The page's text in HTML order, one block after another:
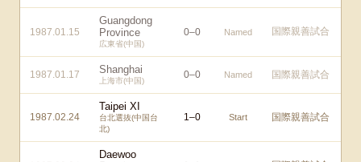
1987.01.15
Guangdong
Province
広東省(中国)
0–0 Named 国際親善試合
1987.01.17 Shanghai
上海市(中国)
0–0 Named 国際親善試合
1987.02.24
Taipei XI
台北選抜(中国台
北)
1–0 Start 国際親善試合
Daewoo